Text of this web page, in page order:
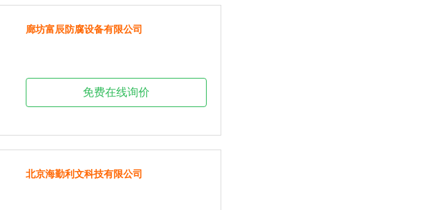
廊坊富辰防腐设备有限公司
免费在线询价
北京海勤利文科技有限公司